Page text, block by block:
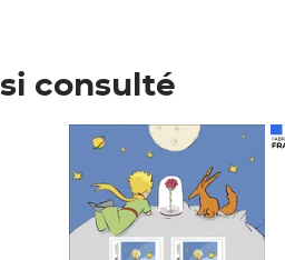
consulté
Prix 7,50€